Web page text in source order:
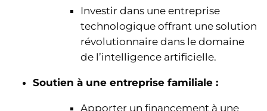
Investir dans une entreprise
technologique offrant une solution
révolutionnaire dans le domaine
de l’intelligence artificielle.
Soutien à une entreprise familiale :
Apporter un financement à une